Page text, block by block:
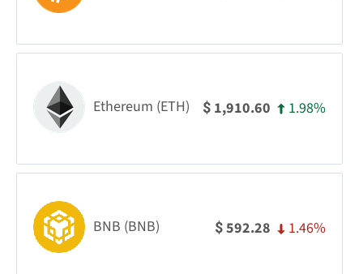
Ethereum (ETH) $ 1,910.60 1.98%
BNB (BNB) $592.28 1.46%